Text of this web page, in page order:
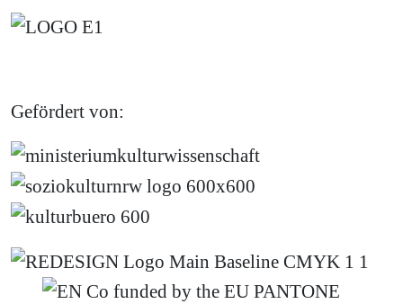
Gefördert von: